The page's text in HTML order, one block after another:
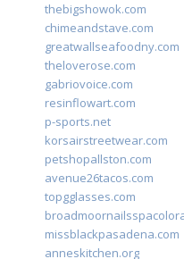
thebigshowok.com
chimeandstave.com
greatwallseafoodny.com
theloverose.com
gabriovoice.com
resinflowart.com
p-sports.net
korsairstreetwear.com
petshopallston.com
avenue26tacos.com
topgglasses.com
missblackpasadena.com
anneskitchen.org